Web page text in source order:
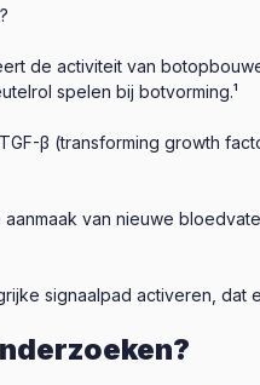
de activiteit van
spelen bij botvorming.¹
β (transforming growth
van nieuwe
signaalpad activeren, dat